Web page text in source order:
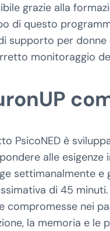
grazie alla
di questo
supporto per
monitoraggio
PsicoNED è
alle
settimanalmente
di 45
compromesse nei
la memoria e